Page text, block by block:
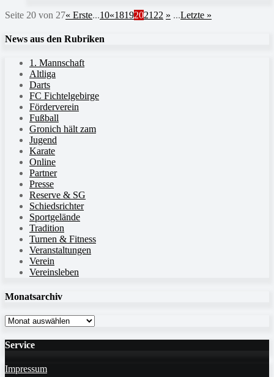
Seite 20 von 27« Erste...10«18192021 22 » ...Letzte »
News aus den Rubriken
1. Mannschaft
Altliga
Darts
FC Fichtelgebirge
Förderverein
Fußball
Gronich hält zam
Jugend
Karate
Online
Partner
Presse
Reserve & SG
Schiedsrichter
Sportgelände
Tradition
Turnen & Fitness
Veranstaltungen
Verein
Vereinsleben
Monatsarchiv
Monatsarchiv
Service
Impressum